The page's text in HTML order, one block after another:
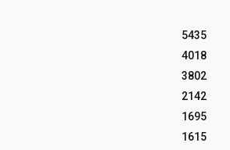
5435
4018
3802
2142
1695
1615